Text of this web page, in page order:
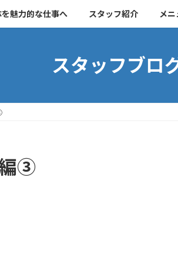
魅力的な仕事へ スタッフ紹介 メニ
スタッフブロ
編③